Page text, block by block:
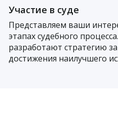
Участие в суде
Представляем ваши
этапах судебного
разработают стратегию
достижения наилучшего